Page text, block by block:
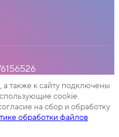
а также к сайту подключены
cookie.
на сбор и обработку
обработки файлов